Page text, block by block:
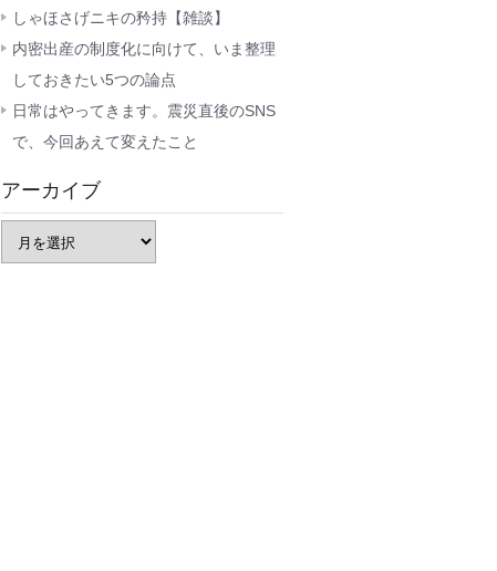
しゃほさげニキの矜持【雑談】
内密出産の制度化に向けて、いま整理
しておきたい5つの論点
日常はやってきます。震災直後のSNS
で、今回あえて変えたこと
アーカイブ